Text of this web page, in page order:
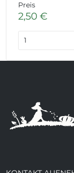
Preis
2,50 €